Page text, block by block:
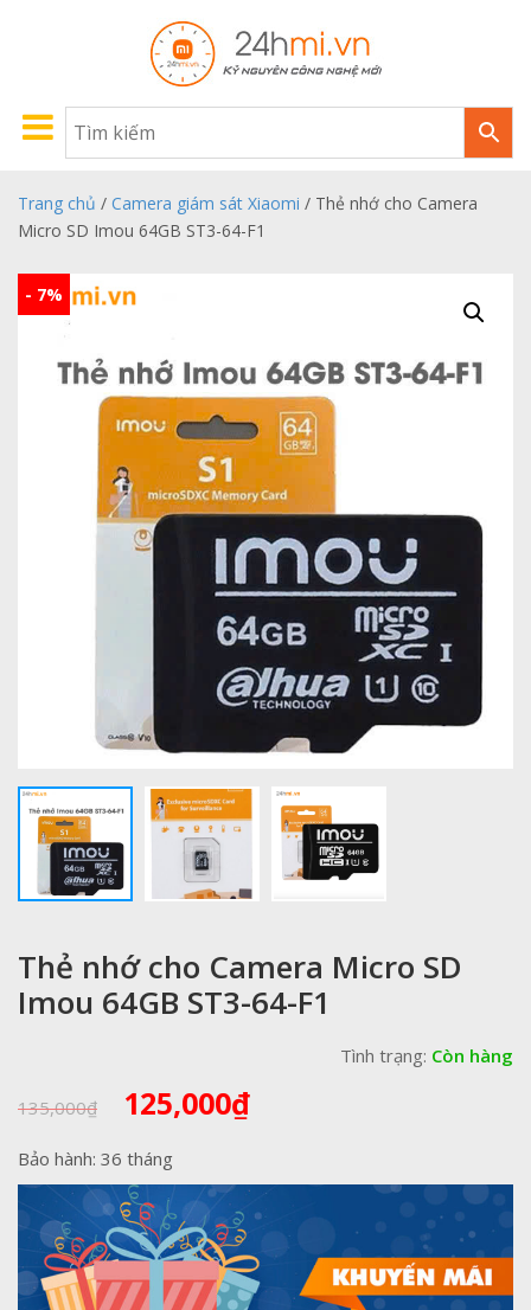
Trang chủ / Camera giám sát Xiaomi / Thẻ nhớ cho Camera
Micro SD Imou 64GB ST3-64-F1
- 7%
Thẻ nhớ cho Camera Micro SD
Imou 64GB ST3-64-F1
Tình trạng: Còn hàng
135,000₫ Giá
gốc
là:
135,000₫.
125,000₫Giá
là:
125,000₫.
Bảo hành: 36 tháng